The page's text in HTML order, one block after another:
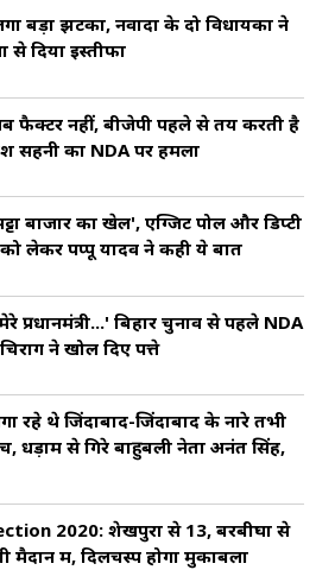
बड़ा झटका, नवादा के दो विधायकों ने
से दिया इस्तीफा
फैक्टर नहीं, बीजेपी पहले से तय करती है
का NDA पर हमला
बाजार का खेल', एग्जिट पोल और डिप्टी
लेकर पप्पू यादव ने कही ये बात
प्रधानमंत्री...' बिहार चुनाव से पहले NDA
ने खोल दिए पत्ते
रहे थे जिंदाबाद-जिंदाबाद के नारे तभी
धड़ाम से गिरे बाहुबली नेता अनंत सिंह,
2020: शेखपुरा से 13, बरबीघा से
मैदान में, दिलचस्प होगा मुकाबला